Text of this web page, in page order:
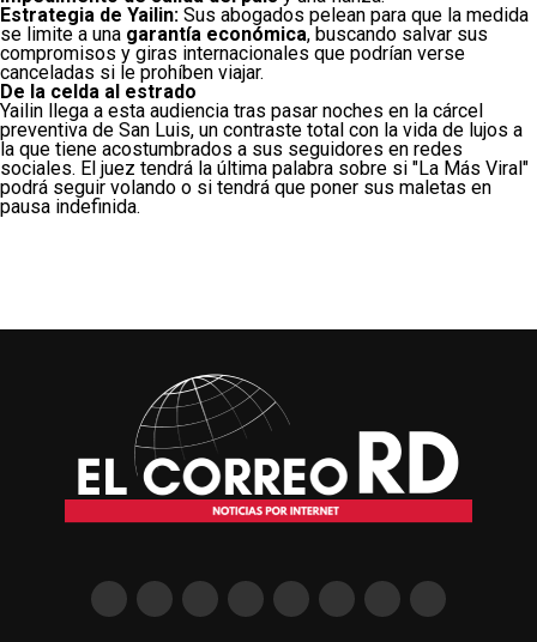
Estrategia de Yailin: Sus abogados pelean para que la medida
se limite a una garantía económica, buscando salvar sus
compromisos y giras internacionales que podrían verse
canceladas si le prohíben viajar.
De la celda al estrado
Yailin llega a esta audiencia tras pasar noches en la cárcel
preventiva de San Luis, un contraste total con la vida de lujos a
la que tiene acostumbrados a sus seguidores en redes
sociales. El juez tendrá la última palabra sobre si "La Más Viral"
podrá seguir volando o si tendrá que poner sus maletas en
pausa indefinida.